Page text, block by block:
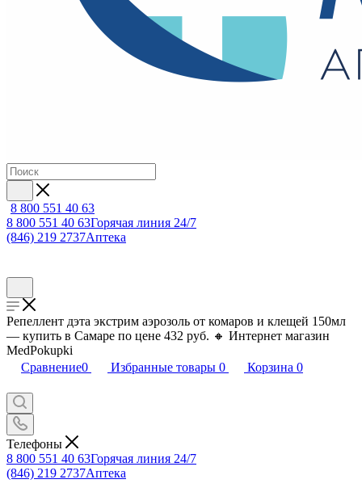
8 800 551 40 63
8 800 551 40 63Горячая линия 24/7
(846) 219 2737Аптека
Репеллент дэта экстрим аэрозоль от комаров и клещей 150мл
— купить в Самаре по цене 432 руб. 🔸 Интернет магазин
MedPokupki
Сравнение0 Избранные товары 0 Корзина 0
Телефоны
8 800 551 40 63Горячая линия 24/7
(846) 219 2737Аптека